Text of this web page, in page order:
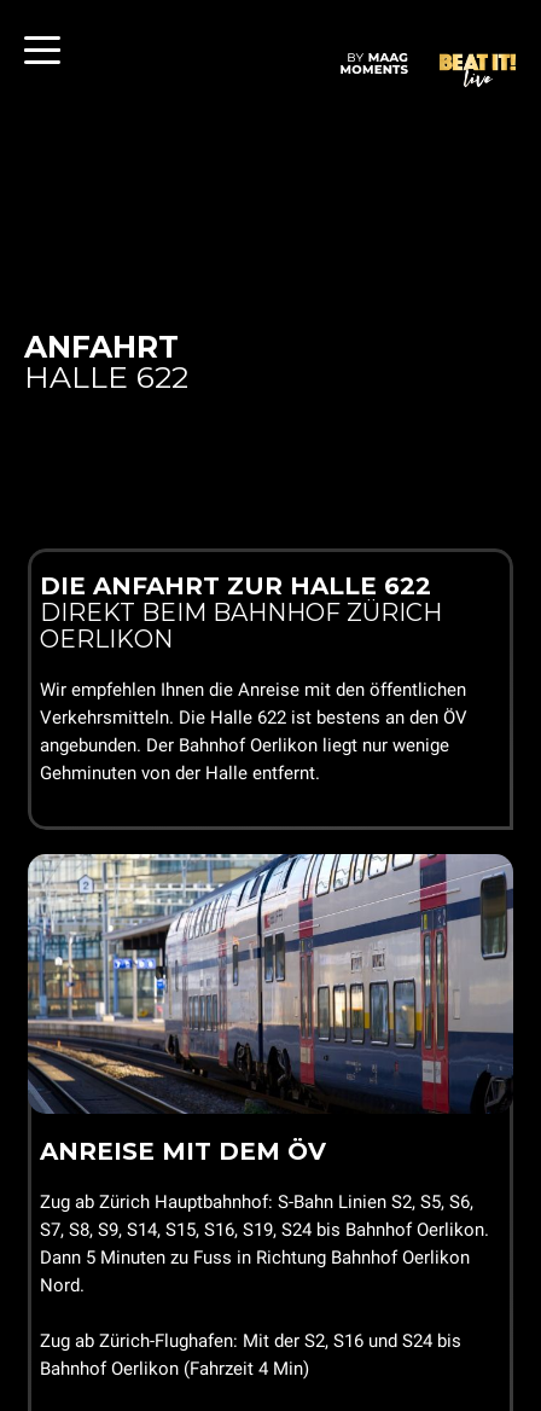
ANFAHRT
HALLE 622
DIE ANFAHRT ZUR HALLE 622
DIREKT BEIM BAHNHOF ZÜRICH
OERLIKON
Wir empfehlen Ihnen die Anreise mit den öffentlichen
Verkehrsmitteln. Die Halle 622 ist bestens an den ÖV
angebunden. Der Bahnhof Oerlikon liegt nur wenige
Gehminuten von der Halle entfernt.
ANREISE MIT DEM ÖV
Zug ab Zürich Hauptbahnhof: S-Bahn Linien S2, S5, S6,
S7, S8, S9, S14, S15, S16, S19, S24 bis Bahnhof Oerlikon.
Dann 5 Minuten zu Fuss in Richtung Bahnhof Oerlikon
Nord.
Zug ab Zürich-Flughafen: Mit der S2, S16 und S24 bis
Bahnhof Oerlikon (Fahrzeit 4 Min)